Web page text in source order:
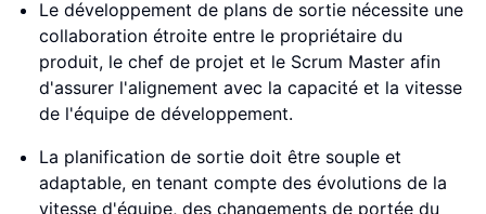
Le développement de plans de sortie nécessite une
collaboration étroite entre le propriétaire du
produit, le chef de projet et le Scrum Master afin
d'assurer l'alignement avec la capacité et la vitesse
de l'équipe de développement.
La planification de sortie doit être souple et
adaptable, en tenant compte des évolutions de la
vitesse d'équipe, des changements de portée du